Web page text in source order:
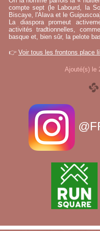
compte sept (le Labourd, la
Biscaye, l'Alava et le
La diaspora promeut
activités tradtionnelles,
basque et, bien sûr, la pelote
👉 Voir tous les frontons place
Ajouté(s) le